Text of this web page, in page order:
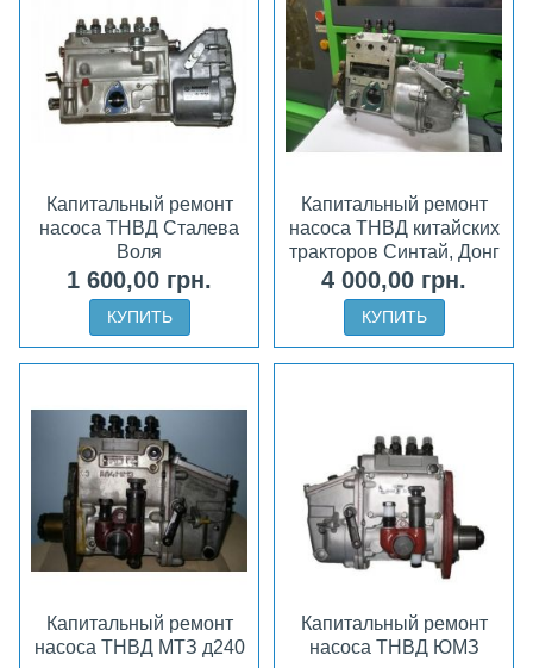
Капитальный ремонт
насоса ТНВД Сталева
Воля
1 600,00 грн.
КУПИТЬ
Капитальный ремонт
насоса ТНВД китайских
тракторов Синтай, Донг
Фенг
4 000,00 грн.
КУПИТЬ
Капитальный ремонт
насоса ТНВД МТЗ д240
Капитальный ремонт
насоса ТНВД ЮМЗ